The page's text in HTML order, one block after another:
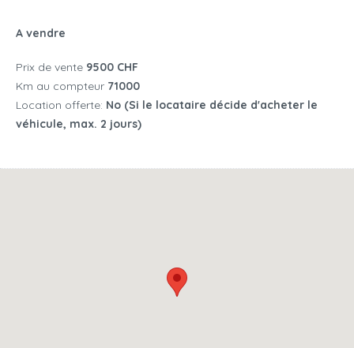
A vendre
Prix de vente 9500 CHF
Km au compteur 71000
Location offerte: No (Si le locataire décide d'acheter le
véhicule, max. 2 jours)